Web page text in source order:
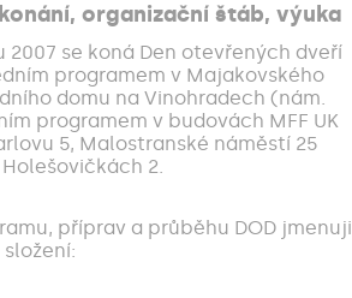
organizační štáb, výuka
2007 se koná Den otevřených dveří
programem v Majakovského
domu na Vinohradech (nám.
programem v budovách MFF UK
5, Malostranské náměstí 25
2.
příprav a průběhu DOD jmenuji